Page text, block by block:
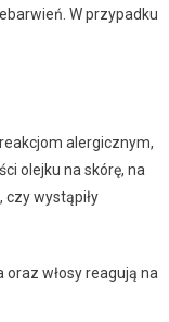
W przypadku
alergicznym,
olejku na skórę, na
czy wystąpiły
włosy reagują na